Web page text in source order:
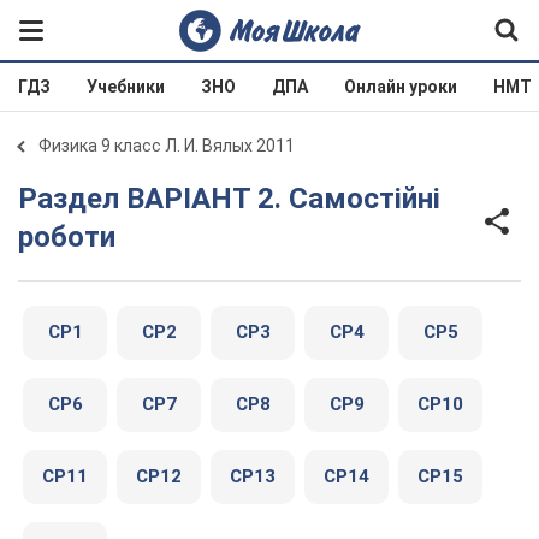
ГДЗ Учебники ЗНО ДПА Онлайн уроки НМТ
Физика 9 класс Л. И. Вялых 2011
Раздел ВАРІАНТ 2. Самостійні
роботи
СР1 СР2 СР3 СР4 СР5
СР6 СР7 СР8 СР9 СР10
СР11 СР12 СР13 СР14 СР15